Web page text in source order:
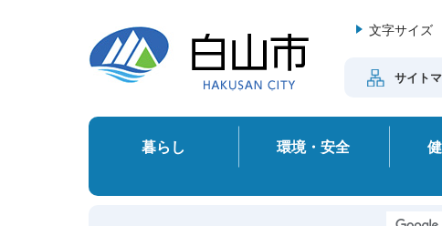
文字サイズ
サイト
暮らし 環境・安全